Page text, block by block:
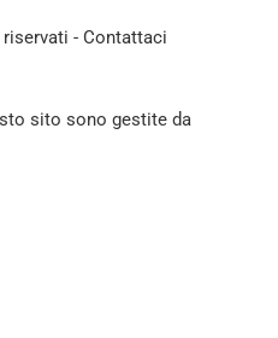
- Contattaci
sito sono gestite da